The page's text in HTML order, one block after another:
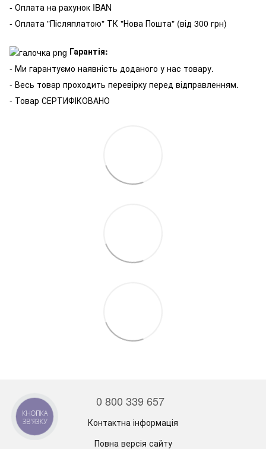
- Оплата на рахунок IBAN
- Оплата "Післяплатою" ТК "Нова Пошта" (від 300 грн)
Гарантія:
- Ми гарантуємо наявність доданого у нас товару.
- Весь товар проходить перевірку перед відправленням.
- Товар СЕРТИФІКОВАНО
0 800 339 657
Контактна інформація
Повна версія сайту
КНОПКА
ЗВ'ЯЗКУ